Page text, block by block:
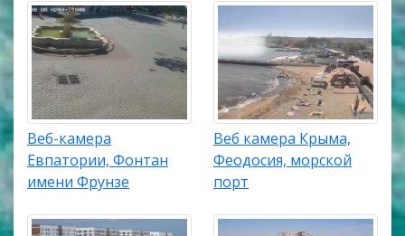
Веб-камера
Евпатории, Фонтан
имени Фрунзе
Веб камера Крыма,
Феодосия, морской
порт